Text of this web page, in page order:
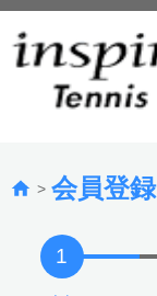
> 会員登録
1